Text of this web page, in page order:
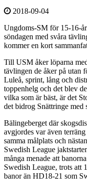
2018-09-04
Ungdoms-SM för 15-16-
söndagen med svåra
kommer en kort
Till USM åker löparna
tävlingen de åker på utan
Luleå, sprint, lång och
toppenhelg och det blev
vilka som är bäst, är det
det bidrog Snättringe med
Bälingeberget där
avgjordes var även
samma målplats och
Swedish League
många menade att
Swedish League, trots att
banor än HD18-21 som